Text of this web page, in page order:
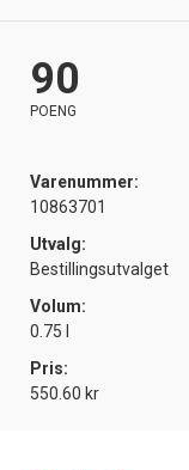
90
POENG
Varenummer:
10863701
Utvalg:
Bestillingsutvalget
Volum:
0.75 l
Pris:
550.60 kr